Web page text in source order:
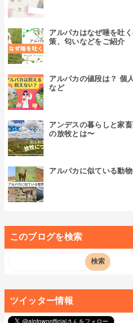
アルパカはなぜ唾を吐
策、匂いなどをご紹介
アルパカの値段は？ 個
など
アンデスの暮らしと家
の放牧とは〜
アルパカに似ている動
このブログを検索
ツイッター情報